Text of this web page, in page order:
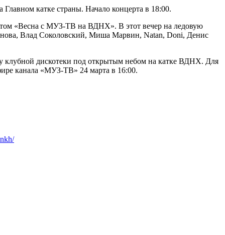
катке страны. Начало концерта в 18:00.
«Весна с МУЗ-ТВ на ВДНХ». В этот вечер на ледовую
Влад Соколовский, Миша Марвин, Natan, Doni, Денис
клубной дискотеки под открытым небом на катке ВДНХ. Для
канала «МУЗ-ТВ» 24 марта в 16:00.